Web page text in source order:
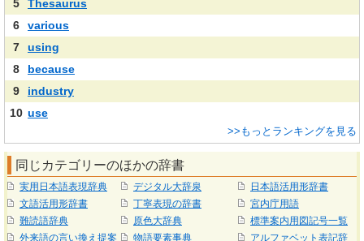
5
Thesaurus
6
various
7
using
8
because
9
industry
10 use
>>もっとランキングを見る
同じカテゴリーのほかの辞書
実用日本語表現辞典
文語活用形辞書
難読語辞典
外来語の言い換え提案
デジタル大辞泉
丁寧表現の辞書
原色大辞典
物語要素事典
日本語活用形辞書
宮内庁用語
標準案内用図記号一覧
アルファベット表記辞